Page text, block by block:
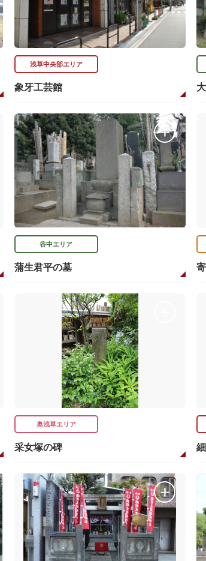
浅草中央部エリア
象牙工芸館
谷中エリア
蒲生君平の墓
奥浅草エリア
采女塚の碑